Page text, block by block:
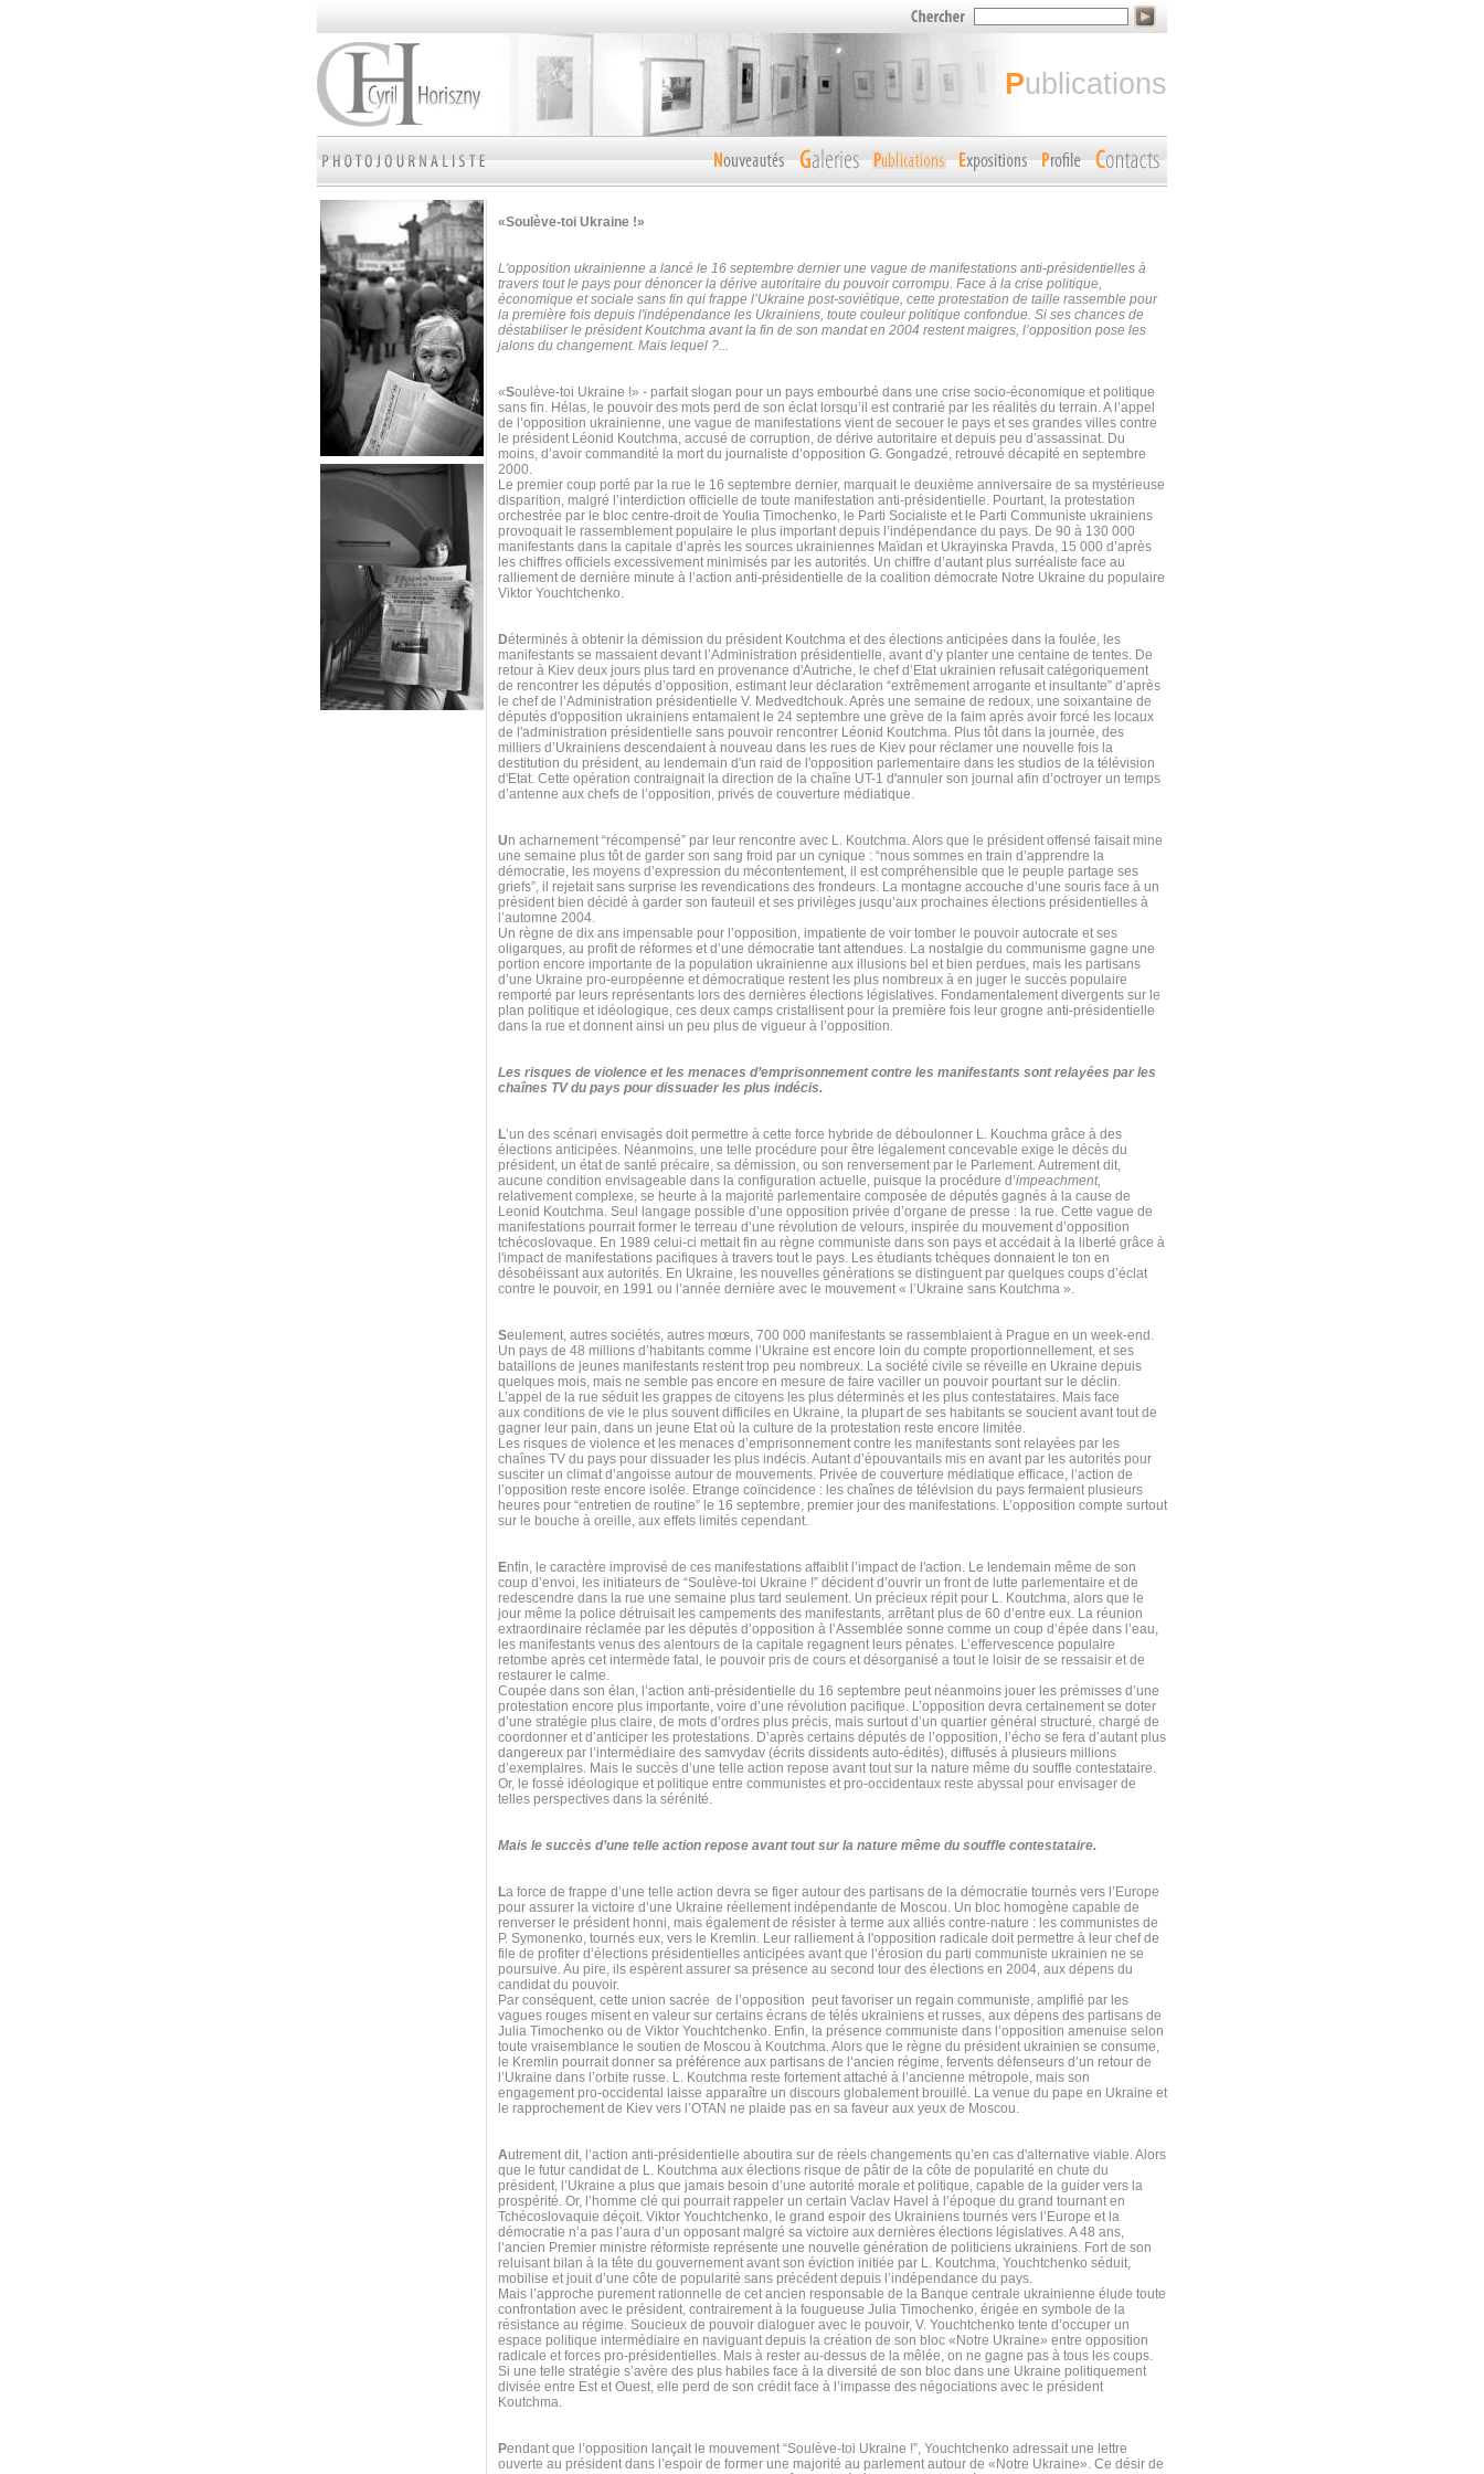
publications
«Soulève-toi Ukraine !»
L'opposition ukrainienne a lancé le 16 septembre dernier une vague de manifestations anti-présidentielles à
travers tout le pays pour dénoncer la dérive autoritaire du pouvoir corrompu. Face à la crise politique,
économique et sociale sans fin qui frappe l’Ukraine post-soviétique, cette protestation de taille rassemble pour
la première fois depuis l'indépendance les Ukrainiens, toute couleur politique confondue. Si ses chances de
déstabiliser le président Koutchma avant la fin de son mandat en 2004 restent maigres, l’opposition pose les
jalons du changement. Mais lequel ?...
«Soulève-toi Ukraine !» - parfait slogan pour un pays embourbé dans une crise socio-économique et politique
sans fin. Hélas, le pouvoir des mots perd de son éclat lorsqu’il est contrarié par les réalités du terrain. A l’appel
de l’opposition ukrainienne, une vague de manifestations vient de secouer le pays et ses grandes villes contre
le président Léonid Koutchma, accusé de corruption, de dérive autoritaire et depuis peu d’assassinat. Du
moins, d’avoir commandité la mort du journaliste d’opposition G. Gongadzé, retrouvé décapité en septembre
2000.
Le premier coup porté par la rue le 16 septembre dernier, marquait le deuxième anniversaire de sa mystérieuse
disparition, malgré l’interdiction officielle de toute manifestation anti-présidentielle. Pourtant, la protestation
orchestrée par le bloc centre-droit de Youlia Timochenko, le Parti Socialiste et le Parti Communiste ukrainiens
provoquait le rassemblement populaire le plus important depuis l’indépendance du pays. De 90 à 130 000
manifestants dans la capitale d’après les sources ukrainiennes Maïdan et Ukrayinska Pravda, 15 000 d’après
les chiffres officiels excessivement minimisés par les autorités. Un chiffre d’autant plus surréaliste face au
ralliement de dernière minute à l’action anti-présidentielle de la coalition démocrate Notre Ukraine du populaire
Viktor Youchtchenko.
Déterminés à obtenir la démission du président Koutchma et des élections anticipées dans la foulée, les
manifestants se massaient devant l’Administration présidentielle, avant d’y planter une centaine de tentes. De
retour à Kiev deux jours plus tard en provenance d'Autriche, le chef d’Etat ukrainien refusait catégoriquement
de rencontrer les députés d’opposition, estimant leur déclaration “extrêmement arrogante et insultante” d’après
le chef de l’Administration présidentielle V. Medvedtchouk. Après une semaine de redoux, une soixantaine de
députés d'opposition ukrainiens entamaient le 24 septembre une grève de la faim après avoir forcé les locaux
de l'administration présidentielle sans pouvoir rencontrer Léonid Koutchma. Plus tôt dans la journée, des
milliers d’Ukrainiens descendaient à nouveau dans les rues de Kiev pour réclamer une nouvelle fois la
destitution du président, au lendemain d'un raid de l'opposition parlementaire dans les studios de la télévision
d'Etat. Cette opération contraignait la direction de la chaîne UT-1 d'annuler son journal afin d’octroyer un temps
d’antenne aux chefs de l’opposition, privés de couverture médiatique.
Un acharnement “récompensé” par leur rencontre avec L. Koutchma. Alors que le président offensé faisait mine
une semaine plus tôt de garder son sang froid par un cynique : “nous sommes en train d’apprendre la
démocratie, les moyens d’expression du mécontentement, il est compréhensible que le peuple partage ses
griefs”, il rejetait sans surprise les revendications des frondeurs. La montagne accouche d’une souris face à un
président bien décidé à garder son fauteuil et ses privilèges jusqu’aux prochaines élections présidentielles à
l’automne 2004.
Un règne de dix ans impensable pour l’opposition, impatiente de voir tomber le pouvoir autocrate et ses
oligarques, au profit de réformes et d’une démocratie tant attendues. La nostalgie du communisme gagne une
portion encore importante de la population ukrainienne aux illusions bel et bien perdues, mais les partisans
d’une Ukraine pro-européenne et démocratique restent les plus nombreux à en juger le succès populaire
remporté par leurs représentants lors des dernières élections législatives. Fondamentalement divergents sur le
plan politique et idéologique, ces deux camps cristallisent pour la première fois leur grogne anti-présidentielle
dans la rue et donnent ainsi un peu plus de vigueur à l’opposition.
Les risques de violence et les menaces d’emprisonnement contre les manifestants sont relayées par les
chaînes TV du pays pour dissuader les plus indécis.
L’un des scénari envisagés doit permettre à cette force hybride de déboulonner L. Kouchma grâce à des
élections anticipées. Néanmoins, une telle procédure pour être légalement concevable exige le décès du
président, un état de santé précaire, sa démission, ou son renversement par le Parlement. Autrement dit,
aucune condition envisageable dans la configuration actuelle, puisque la procédure d’impeachment,
relativement complexe, se heurte à la majorité parlementaire composée de députés gagnés à la cause de
Leonid Koutchma. Seul langage possible d’une opposition privée d’organe de presse : la rue. Cette vague de
manifestations pourrait former le terreau d’une révolution de velours, inspirée du mouvement d’opposition
tchécoslovaque. En 1989 celui-ci mettait fin au règne communiste dans son pays et accédait à la liberté grâce à
l'impact de manifestations pacifiques à travers tout le pays. Les étudiants tchèques donnaient le ton en
désobéissant aux autorités. En Ukraine, les nouvelles générations se distinguent par quelques coups d’éclat
contre le pouvoir, en 1991 ou l’année dernière avec le mouvement « l’Ukraine sans Koutchma ».
Seulement, autres sociétés, autres mœurs, 700 000 manifestants se rassemblaient à Prague en un week-end.
Un pays de 48 millions d’habitants comme l’Ukraine est encore loin du compte proportionnellement, et ses
bataillons de jeunes manifestants restent trop peu nombreux. La société civile se réveille en Ukraine depuis
quelques mois, mais ne semble pas encore en mesure de faire vaciller un pouvoir pourtant sur le déclin.
L’appel de la rue séduit les grappes de citoyens les plus déterminés et les plus contestataires. Mais face
aux conditions de vie le plus souvent difficiles en Ukraine, la plupart de ses habitants se soucient avant tout de
gagner leur pain, dans un jeune Etat où la culture de la protestation reste encore limitée.
Les risques de violence et les menaces d’emprisonnement contre les manifestants sont relayées par les
chaînes TV du pays pour dissuader les plus indécis. Autant d’épouvantails mis en avant par les autorités pour
susciter un climat d’angoisse autour de mouvements. Privée de couverture médiatique efficace, l’action de
l’opposition reste encore isolée. Etrange coïncidence : les chaînes de télévision du pays fermaient plusieurs
heures pour “entretien de routine” le 16 septembre, premier jour des manifestations. L’opposition compte surtout
sur le bouche à oreille, aux effets limités cependant.
Enfin, le caractère improvisé de ces manifestations affaiblit l’impact de l'action. Le lendemain même de son
coup d’envoi, les initiateurs de “Soulève-toi Ukraine !” décident d’ouvrir un front de lutte parlementaire et de
redescendre dans la rue une semaine plus tard seulement. Un précieux répit pour L. Koutchma, alors que le
jour même la police détruisait les campements des manifestants, arrêtant plus de 60 d’entre eux. La réunion
extraordinaire réclamée par les députés d’opposition à l’Assemblée sonne comme un coup d’épée dans l’eau,
les manifestants venus des alentours de la capitale regagnent leurs pénates. L’effervescence populaire
retombe après cet intermède fatal, le pouvoir pris de cours et désorganisé a tout le loisir de se ressaisir et de
restaurer le calme.
Coupée dans son élan, l’action anti-présidentielle du 16 septembre peut néanmoins jouer les prémisses d’une
protestation encore plus importante, voire d’une révolution pacifique. L’opposition devra certainement se doter
d’une stratégie plus claire, de mots d’ordres plus précis, mais surtout d’un quartier général structuré, chargé de
coordonner et d’anticiper les protestations. D’après certains députés de l’opposition, l’écho se fera d’autant plus
dangereux par l’intermédiaire des samvydav (écrits dissidents auto-édités), diffusés à plusieurs millions
d’exemplaires. Mais le succès d’une telle action repose avant tout sur la nature même du souffle contestataire.
Or, le fossé idéologique et politique entre communistes et pro-occidentaux reste abyssal pour envisager de
telles perspectives dans la sérénité.
Mais le succès d’une telle action repose avant tout sur la nature même du souffle contestataire.
La force de frappe d’une telle action devra se figer autour des partisans de la démocratie tournés vers l’Europe
pour assurer la victoire d’une Ukraine réellement indépendante de Moscou. Un bloc homogène capable de
renverser le président honni, mais également de résister à terme aux alliés contre-nature : les communistes de
P. Symonenko, tournés eux, vers le Kremlin. Leur ralliement à l'opposition radicale doit permettre à leur chef de
file de profiter d’élections présidentielles anticipées avant que l’érosion du parti communiste ukrainien ne se
poursuive. Au pire, ils espèrent assurer sa présence au second tour des élections en 2004, aux dépens du
candidat du pouvoir.
Par conséquent, cette union sacrée de l’opposition peut favoriser un regain communiste, amplifié par les
vagues rouges misent en valeur sur certains écrans de télés ukrainiens et russes, aux dépens des partisans de
Julia Timochenko ou de Viktor Youchtchenko. Enfin, la présence communiste dans l’opposition amenuise selon
toute vraisemblance le soutien de Moscou à Koutchma. Alors que le règne du président ukrainien se consume,
le Kremlin pourrait donner sa préférence aux partisans de l’ancien régime, fervents défenseurs d’un retour de
l’Ukraine dans l’orbite russe. L. Koutchma reste fortement attaché à l’ancienne métropole, mais son
engagement pro-occidental laisse apparaître un discours globalement brouillé. La venue du pape en Ukraine et
le rapprochement de Kiev vers l’OTAN ne plaide pas en sa faveur aux yeux de Moscou.
Autrement dit, l’action anti-présidentielle aboutira sur de réels changements qu’en cas d'alternative viable. Alors
que le futur candidat de L. Koutchma aux élections risque de pâtir de la côte de popularité en chute du
président, l’Ukraine a plus que jamais besoin d’une autorité morale et politique, capable de la guider vers la
prospérité. Or, l’homme clé qui pourrait rappeler un certain Vaclav Havel à l’époque du grand tournant en
Tchécoslovaquie déçoit. Viktor Youchtchenko, le grand espoir des Ukrainiens tournés vers l’Europe et la
démocratie n’a pas l’aura d’un opposant malgré sa victoire aux dernières élections législatives. A 48 ans,
l’ancien Premier ministre réformiste représente une nouvelle génération de politiciens ukrainiens. Fort de son
reluisant bilan à la tête du gouvernement avant son éviction initiée par L. Koutchma, Youchtchenko séduit,
mobilise et jouit d’une côte de popularité sans précédent depuis l’indépendance du pays.
Mais l’approche purement rationnelle de cet ancien responsable de la Banque centrale ukrainienne élude toute
confrontation avec le président, contrairement à la fougueuse Julia Timochenko, érigée en symbole de la
résistance au régime. Soucieux de pouvoir dialoguer avec le pouvoir, V. Youchtchenko tente d’occuper un
espace politique intermédiaire en naviguant depuis la création de son bloc «Notre Ukraine» entre opposition
radicale et forces pro-présidentielles. Mais à rester au-dessus de la mêlée, on ne gagne pas à tous les coups.
Si une telle stratégie s’avère des plus habiles face à la diversité de son bloc dans une Ukraine politiquement
divisée entre Est et Ouest, elle perd de son crédit face à l’impasse des négociations avec le président
Koutchma.
Pendant que l’opposition lançait le mouvement “Soulève-toi Ukraine !”, Youchtchenko adressait une lettre
ouverte au président dans l’espoir de former une majorité au parlement autour de «Notre Ukraine». Ce désir de